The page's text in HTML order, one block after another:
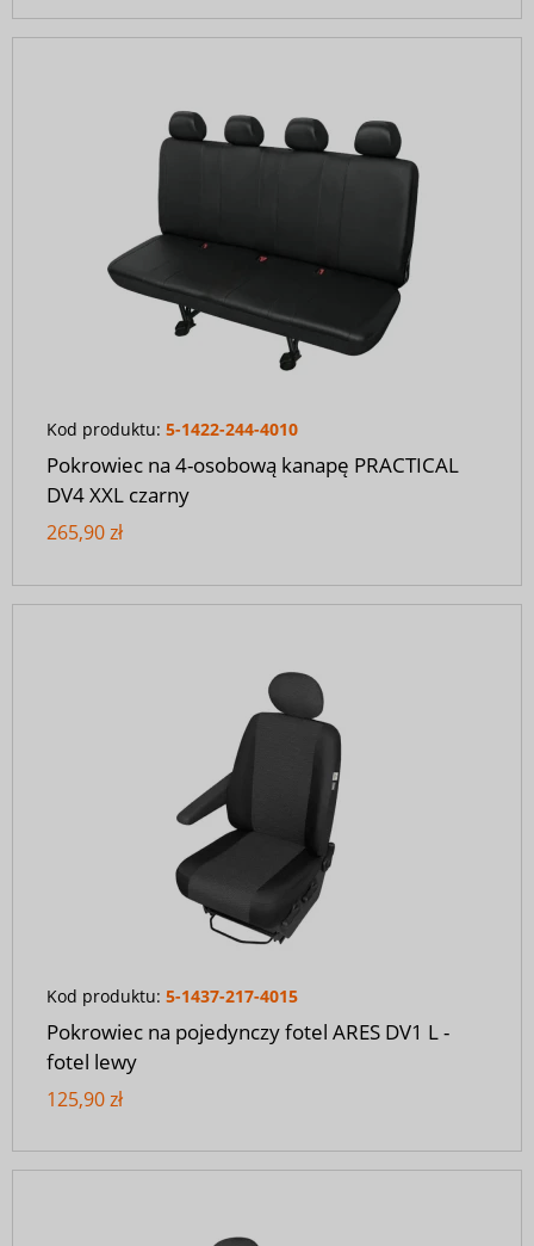
Kod produktu: 5-1422-244-4010
Pokrowiec na 4-osobową kanapę PRACTICAL
DV4 XXL czarny
265,90 zł
Kod produktu: 5-1437-217-4015
Pokrowiec na pojedynczy fotel ARES DV1 L -
fotel lewy
125,90 zł